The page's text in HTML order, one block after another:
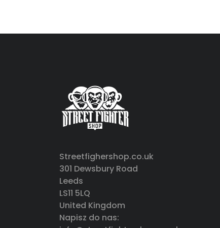
Streetfighershop.co.uk
301 Dewsbury Road
Leeds
LS11 5LQ
United Kingdom
Napisz do nas: